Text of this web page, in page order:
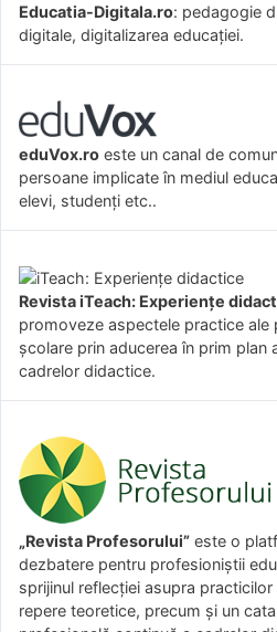
Educatia-Digitala.ro: pedagogie
digitale, digitalizarea educației.
eduVox.ro este un canal de
persoane implicate în mediul
elevi, studenți etc..
Revista iTeach: Experienţe
promoveze aspectele practice ale
şcolare prin aducerea în prim plan
cadrelor didactice.
„Revista Profesorului” este o
dezbatere pentru profesioniștii
sprijinul reflecției asupra
repere teoretice, precum și un